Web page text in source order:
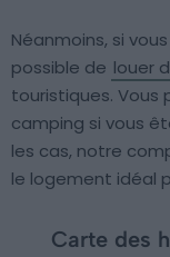
Néanmoins, si
possible de louer
touristiques. Vous
camping si vous
les cas, notre
le logement idéal
Carte des